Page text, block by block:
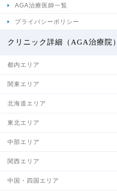
AGA治療医師一覧
プライバシーポリシー
クリニック詳細（AGA治療院）
都内エリア
関東エリア
北海道エリア
東北エリア
中部エリア
関西エリア
中国・四国エリア